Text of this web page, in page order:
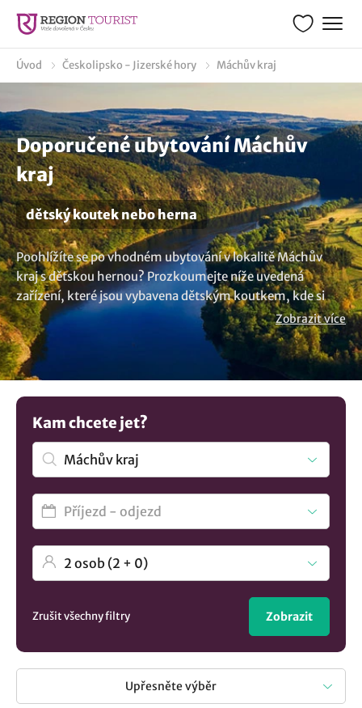
Úvod Českolipsko - Jizerské hory Máchův kraj
Doporučené ubytování Máchův
kraj
dětský koutek nebo herna
Poohlížíte se po vhodném ubytování v lokalitě Máchův
kraj s dětskou hernou? Prozkoumejte níže uvedená
zařízení, které jsou vybavena dětským koutkem, kde si
vaše děcka pohrají. Takový pobyt přináší mnoho výhod
nejen pro děti, ale i pro rodiče samotné, kteří si mohou užít
klidnější a pohodovější chvíle s vědomím, že jejich děti
mají zajištěnou zábavu prostřednictvím vnitřní herny nebo
menšího koutku s hračkami. Máte jinou představu? V
nabídce máme více možností
kraj..
Zobrazit více
Kam chcete jet?
Zrušit všechny filtry Zobrazit
Upřesněte výběr